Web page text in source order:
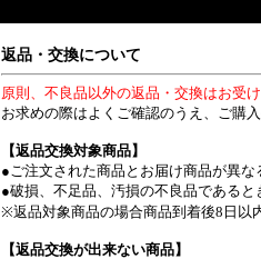
返品・交換について
原則、不良品以外の返品・交換はお受け
お求めの際はよくご確認のうえ、ご購
【返品交換対象商品】
●ご注文された商品とお届け商品が異な
●破損、不足品、汚損の不良品であると
※返品対象商品の場合商品到着後8日以
【返品交換が出来ない商品】